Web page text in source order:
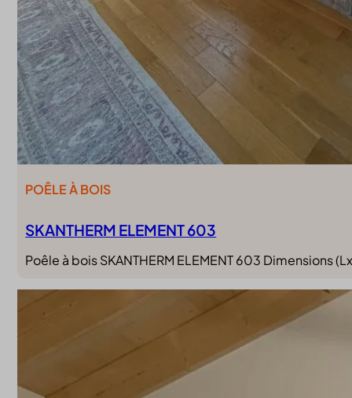
SKANTHERM ELEMENT 603
POÊLE À BOIS
Poêle à bois SKANTHERM ELEMENT 603 Dimensions